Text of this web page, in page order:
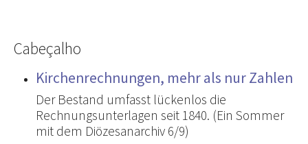
Cabeçalho
Kirchenrechnungen, mehr als nur Zahlen
Der Bestand umfasst lückenlos die
Rechnungsunterlagen seit 1840. (Ein Sommer
mit dem Diözesanarchiv 6/9)